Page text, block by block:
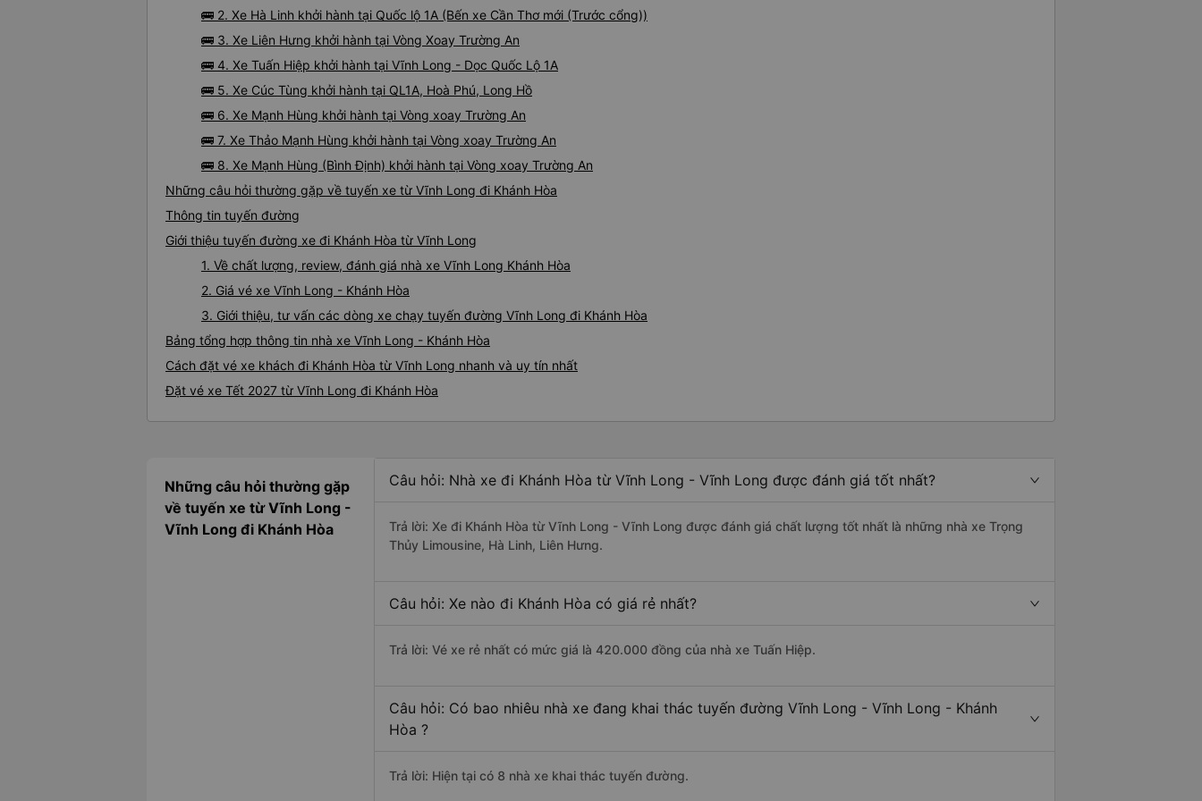
🚌 2. Xe Hà Linh khởi hành tại Quốc lộ 1A (Bến xe Cần Thơ mới (Trước cổng))
🚌 3. Xe Liên Hưng khởi hành tại Vòng Xoay Trường An
🚌 4. Xe Tuấn Hiệp khởi hành tại Vĩnh Long - Dọc Quốc Lộ 1A
🚌 5. Xe Cúc Tùng khởi hành tại QL1A, Hoà Phú, Long Hồ
🚌 6. Xe Mạnh Hùng khởi hành tại Vòng xoay Trường An
🚌 7. Xe Thảo Mạnh Hùng khởi hành tại Vòng xoay Trường An
🚌 8. Xe Mạnh Hùng (Bình Định) khởi hành tại Vòng xoay Trường An
Những câu hỏi thường gặp về tuyến xe từ Vĩnh Long đi Khánh Hòa
Thông tin tuyến đường
Giới thiệu tuyến đường xe đi Khánh Hòa từ Vĩnh Long
1. Về chất lượng, review, đánh giá nhà xe Vĩnh Long Khánh Hòa
2. Giá vé xe Vĩnh Long - Khánh Hòa
3. Giới thiệu, tư vấn các dòng xe chạy tuyến đường Vĩnh Long đi Khánh Hòa
Bảng tổng hợp thông tin nhà xe Vĩnh Long - Khánh Hòa
Cách đặt vé xe khách đi Khánh Hòa từ Vĩnh Long nhanh và uy tín nhất
Đặt vé xe Tết 2027 từ Vĩnh Long đi Khánh Hòa
Những câu hỏi thường gặp
về tuyến xe từ Vĩnh Long -
Vĩnh Long đi Khánh Hòa
Câu hỏi: Nhà xe đi Khánh Hòa từ Vĩnh Long - Vĩnh Long được đánh giá tốt nhất?
Trả lời: Xe đi Khánh Hòa từ Vĩnh Long - Vĩnh Long được đánh giá chất lượng tốt nhất là những nhà xe Trọng
Thủy Limousine, Hà Linh, Liên Hưng.
Câu hỏi: Xe nào đi Khánh Hòa có giá rẻ nhất?
Trả lời: Vé xe rẻ nhất có mức giá là 420.000 đồng của nhà xe Tuấn Hiệp.
Câu hỏi: Có bao nhiêu nhà xe đang khai thác tuyến đường Vĩnh Long - Vĩnh Long - Khánh
Hòa ?
Trả lời: Hiện tại có 8 nhà xe khai thác tuyến đường.